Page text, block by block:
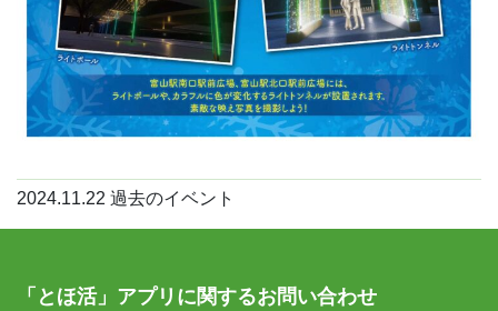
2024.11.22 過去のイベント
「とほ活」アプリに関するお問い合わせ